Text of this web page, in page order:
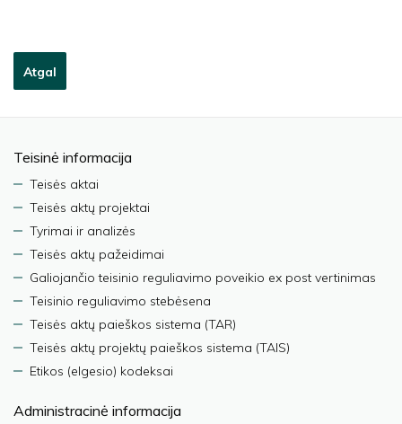
Atgal
Teisinė informacija
Teisės aktai
Teisės aktų projektai
Tyrimai ir analizės
Teisės aktų pažeidimai
Galiojančio teisinio reguliavimo poveikio ex post vertinimas
Teisinio reguliavimo stebėsena
Teisės aktų paieškos sistema (TAR)
Teisės aktų projektų paieškos sistema (TAIS)
Etikos (elgesio) kodeksai
Administracinė informacija